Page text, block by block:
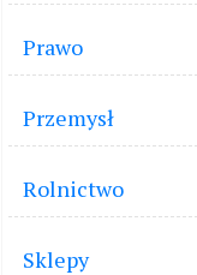
Prawo
Przemysł
Rolnictwo
Sklepy